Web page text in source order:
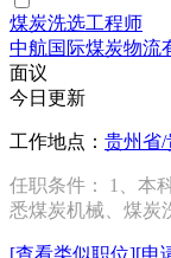
煤炭洗选工程师
中航国际煤炭物流
面议
今日更新
工作地点： 贵州省/
任职条件： 1、本
悉煤炭机械、煤炭